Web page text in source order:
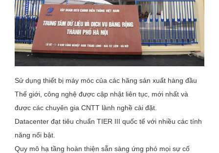
Sử dụng thiết bị máy móc của các hãng sản xuất hàng đầu
Thế giới, công nghệ được cập nhật liên tục, mới nhất và
được các chuyên gia CNTT lành nghề cài đặt.
Datacenter đạt tiêu chuẩn TIER III quốc tế với nhiều các tính
năng nổi bật.
Quy mô hạ tầng hoàn thiện sẵn sàng ứng phó mọi sự cố